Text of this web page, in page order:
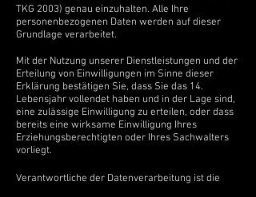
TKG 2003) genau einzuhalten. Alle Ihre
personenbezogenen Daten werden auf dieser
Grundlage verarbeitet.
Mit der Nutzung unserer Dienstleistungen und der
Erteilung von Einwilligungen im Sinne dieser
Erklärung bestätigen Sie, dass Sie das 14.
Lebensjahr vollendet haben und in der Lage sind,
eine zulässige Einwilligung zu erteilen, oder dass
bereits eine wirksame Einwilligung Ihres
Erziehungsberechtigten oder Ihres Sachwalters
vorliegt.
Verantwortliche der Datenverarbeitung ist die